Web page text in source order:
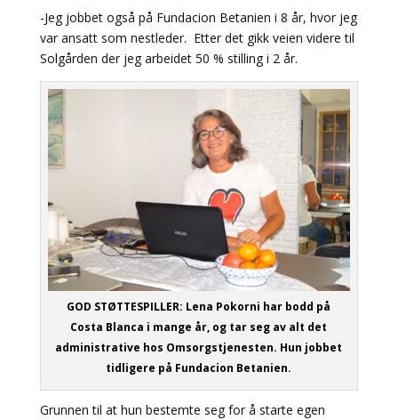
-Jeg jobbet også på Fundacion Betanien i 8 år, hvor jeg
var ansatt som nestleder. Etter det gikk veien videre til
Solgården der jeg arbeidet 50 % stilling i 2 år.
GOD STØTTESPILLER: Lena Pokorni har bodd på
Costa Blanca i mange år, og tar seg av alt det
administrative hos Omsorgstjenesten. Hun jobbet
tidligere på Fundacion Betanien.
Grunnen til at hun bestemte seg for å starte egen